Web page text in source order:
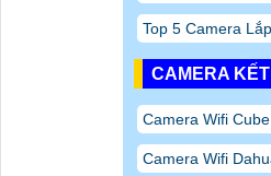
Top 5 Camera
CAMERA KẾT
Camera Wifi
Camera Wifi